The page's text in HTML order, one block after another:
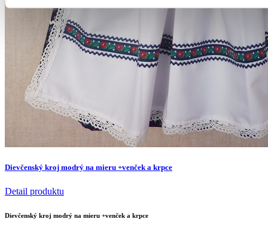
Dievčenský kroj modrý na mieru +venček a krpce
Detail produktu
Dievčenský kroj modrý na mieru +venček a krpce